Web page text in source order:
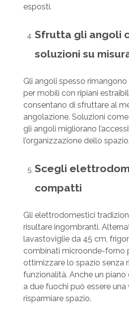
esposti.
Sfrutta gli angoli
soluzioni su
Gli angoli spesso
per mobili con ripiani
consentano di sfruttare al
angolazione. Soluzioni
gli angoli migliorano
l’organizzazione dello spazio.
Scegli
compatti
Gli elettrodomestici
risultare ingombranti.
lavastoviglie da 45 cm,
combinati microonde-forno
ottimizzare lo spazio senza
funzionalità. Anche un
a due fuochi può essere
risparmiare spazio.